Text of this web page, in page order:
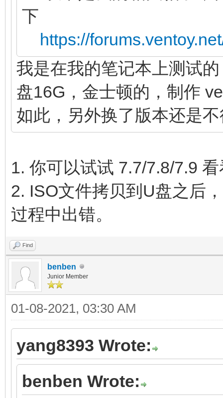
下
https://
我是在我的笔记本上测试
盘16G，金士顿的，制作
如此，另外换了版本还是
1. 你可以试试 7.7/7.8/7.9
2. ISO文件拷贝到U盘之后
过程中出错。
Find
benben
Junior Member
01-08-2021, 03:30 AM
yang8393 Wrote:
benben Wrote: